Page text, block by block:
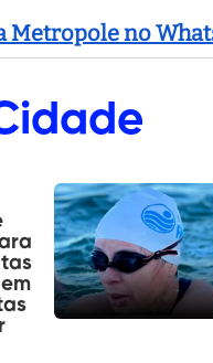
Metropole no